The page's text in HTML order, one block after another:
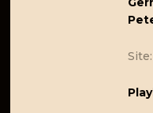
Site: